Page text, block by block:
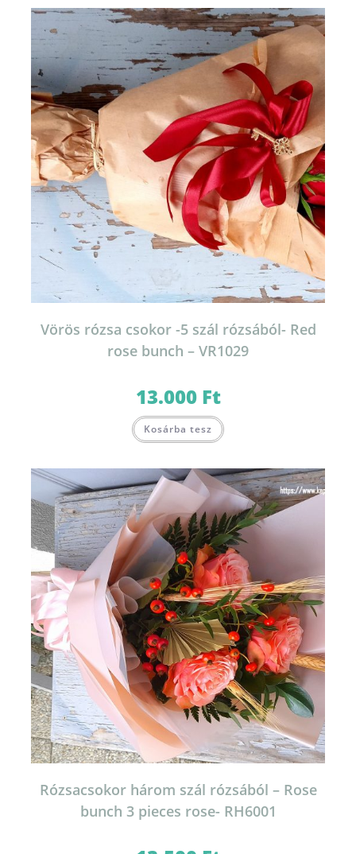
Vörös rózsa csokor -5 szál rózsából- Red
rose bunch – VR1029
13.000 Ft
Kosárba tesz
Rózsacsokor három szál rózsából – Rose
bunch 3 pieces rose- RH6001